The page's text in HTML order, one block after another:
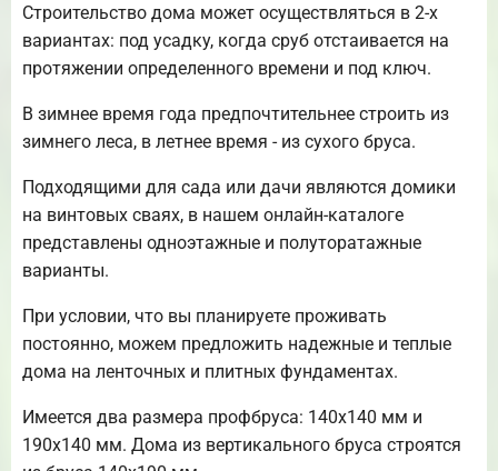
Строительство дома может осуществляться в 2-х
вариантах: под усадку, когда сруб отстаивается на
протяжении определенного времени и под ключ.
В зимнее время года предпочтительнее строить из
зимнего леса, в летнее время - из сухого бруса.
Подходящими для сада или дачи являются домики
на винтовых сваях, в нашем онлайн-каталоге
представлены одноэтажные и полуторатажные
варианты.
При условии, что вы планируете проживать
постоянно, можем предложить надежные и теплые
дома на ленточных и плитных фундаментах.
Имеется два размера профбруса: 140х140 мм и
190х140 мм. Дома из вертикального бруса строятся